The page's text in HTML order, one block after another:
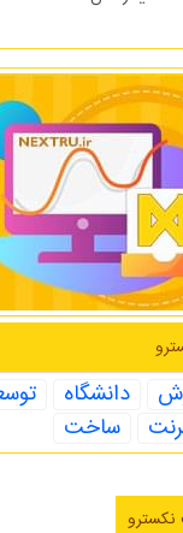
دانشگاه
ساخت
نکسترو